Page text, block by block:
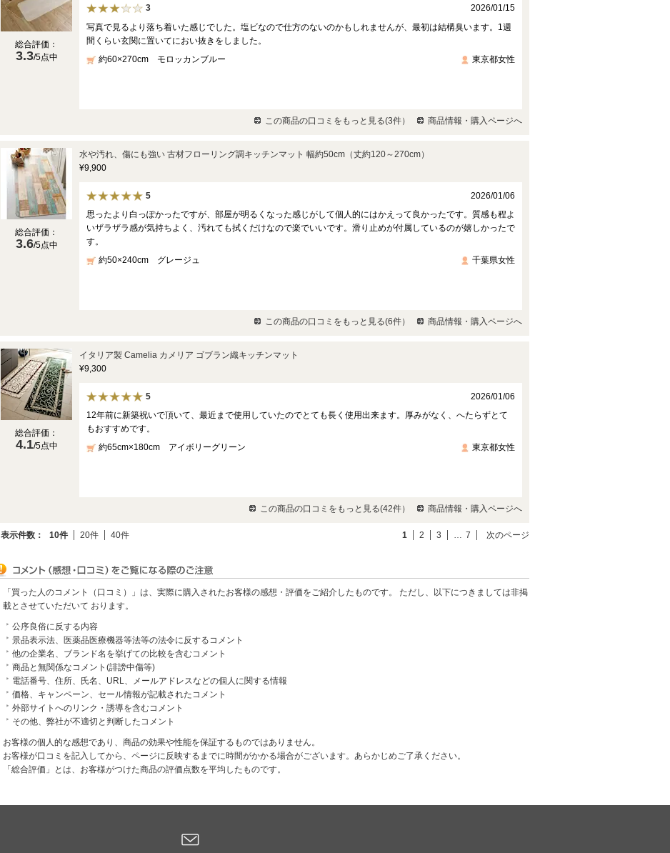
総合評価：
3.3/5点中
3
2026/01/15
写真で見るより落ち着いた感じでした。塩ビなので仕方のないのかもしれませんが、最初は結構臭います。1週
間くらい玄関に置いてにおい抜きをしました。
約60×270cm モロッカンブルー
東京都女性
この商品の口コミをもっと見る(3件） 商品情報・購入ページへ
総合評価：
3.6/5点中
水や汚れ、傷にも強い 古材フローリング調キッチンマット 幅約50cm（丈約120～270cm）
¥9,900
5
2026/01/06
思ったより白っぽかったですが、部屋が明るくなった感じがして個人的にはかえって良かったです。質感も程よ
いザラザラ感が気持ちよく、汚れても拭くだけなので楽でいいです。滑り止めが付属しているのが嬉しかったで
す。
約50×240cm グレージュ
千葉県女性
この商品の口コミをもっと見る(6件） 商品情報・購入ページへ
総合評価：
4.1/5点中
イタリア製 Camelia カメリア ゴブラン織キッチンマット
¥9,300
5
2026/01/06
12年前に新築祝いで頂いて、最近まで使用していたのでとても長く使用出来ます。厚みがなく、へたらずとて
もおすすめです。
約65cm×180cm アイボリーグリーン
東京都女性
この商品の口コミをもっと見る(42件） 商品情報・購入ページへ
表示件数： 10件 20件 40件 1 2 3 … 7 次のページ
「買った人のコメント（口コミ）」は、実際に購入されたお客様の感想・評価をご紹介したものです。 ただし、以下につきましては非掲
載とさせていただいて おります。
公序良俗に反する内容
景品表示法、医薬品医療機器等法等の法令に反するコメント
他の企業名、ブランド名を挙げての比較を含むコメント
商品と無関係なコメント(誹謗中傷等)
電話番号、住所、氏名、URL、メールアドレスなどの個人に関する情報
価格、キャンペーン、セール情報が記載されたコメント
外部サイトへのリンク・誘導を含むコメント
その他、弊社が不適切と判断したコメント
お客様の個人的な感想であり、商品の効果や性能を保証するものではありません。
お客様が口コミを記入してから、ページに反映するまでに時間がかかる場合がございます。あらかじめご了承ください。
「総合評価」とは、お客様がつけた商品の評価点数を平均したものです。